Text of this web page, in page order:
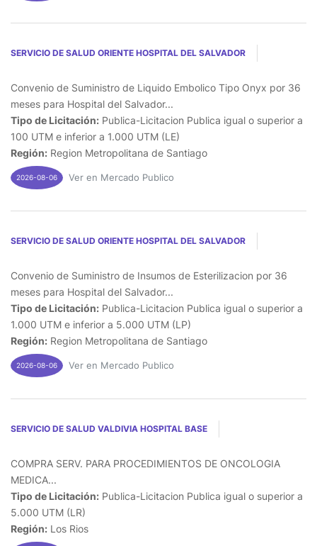
SERVICIO DE SALUD ORIENTE HOSPITAL DEL SALVADOR
Convenio de Suministro de Liquido Embolico Tipo Onyx por 36
meses para Hospital del Salvador...
Tipo de Licitación: Publica-Licitacion Publica igual o superior a
100 UTM e inferior a 1.000 UTM (LE)
Región: Region Metropolitana de Santiago
2026-08-06 Ver en Mercado Publico
SERVICIO DE SALUD ORIENTE HOSPITAL DEL SALVADOR
Convenio de Suministro de Insumos de Esterilizacion por 36
meses para Hospital del Salvador...
Tipo de Licitación: Publica-Licitacion Publica igual o superior a
1.000 UTM e inferior a 5.000 UTM (LP)
Región: Region Metropolitana de Santiago
2026-08-06 Ver en Mercado Publico
SERVICIO DE SALUD VALDIVIA HOSPITAL BASE
COMPRA SERV. PARA PROCEDIMIENTOS DE ONCOLOGIA
MEDICA...
Tipo de Licitación: Publica-Licitacion Publica igual o superior a
5.000 UTM (LR)
Región: Los Rios